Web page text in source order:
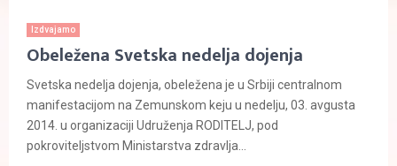
Izdvajamo
Obeležena Svetska nedelja dojenja
Svetska nedelja dojenja, obeležena je u Srbiji centralnom
manifestacijom na Zemunskom keju u nedelju, 03. avgusta
2014. u organizaciji Udruženja RODITELJ, pod
pokroviteljstvom Ministarstva zdravlja...